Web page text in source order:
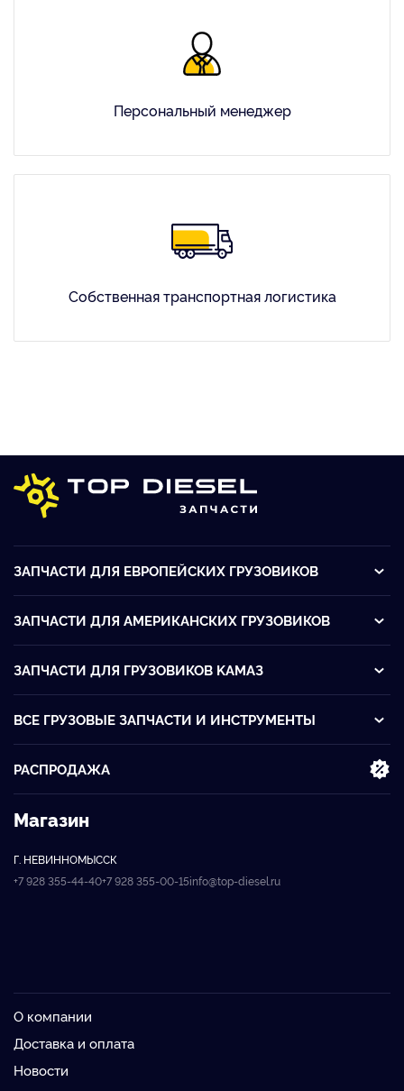
Персональный менеджер
Собственная транспортная логистика
ЗАПЧАСТИ ДЛЯ ЕВРОПЕЙСКИХ ГРУЗОВИКОВ
ЗАПЧАСТИ ДЛЯ АМЕРИКАНСКИХ ГРУЗОВИКОВ
ЗАПЧАСТИ ДЛЯ ГРУЗОВИКОВ KАМАЗ
ВСЕ ГРУЗОВЫЕ ЗАПЧАСТИ И ИНСТРУМЕНТЫ
РАСПРОДАЖА
Магазин
Г. НЕВИННОМЫССК
+7 928 355-44-40+7 928 355-00-15info@top-diesel.ru
О компании
Доставка и оплата
Новости